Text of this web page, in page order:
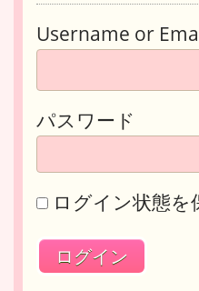
Username or
パスワード
ログイン状態を